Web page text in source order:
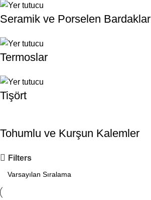
Seramik ve Porselen Bardaklar
Termoslar
Tişört
Tohumlu ve Kurşun Kalemler
Filters